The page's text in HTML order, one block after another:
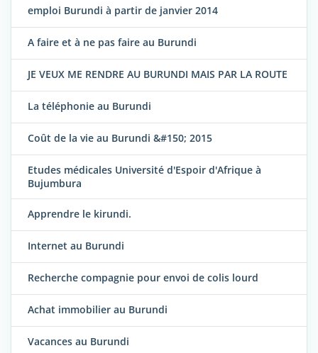
emploi Burundi à partir de janvier 2014
A faire et à ne pas faire au Burundi
JE VEUX ME RENDRE AU BURUNDI MAIS PAR LA ROUTE
La téléphonie au Burundi
Coût de la vie au Burundi &#150; 2015
Etudes médicales Université d'Espoir d'Afrique à
Bujumbura
Apprendre le kirundi.
Internet au Burundi
Recherche compagnie pour envoi de colis lourd
Achat immobilier au Burundi
Vacances au Burundi